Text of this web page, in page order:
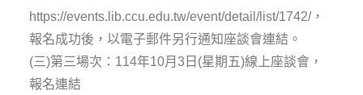
https://events.lib.ccu.edu.tw/event/detail/list/1742/，
報名成功後，以電子郵件另行通知座談會連結。
(三)第三場次：114年10月3日(星期五)線上座談會，
報名連結